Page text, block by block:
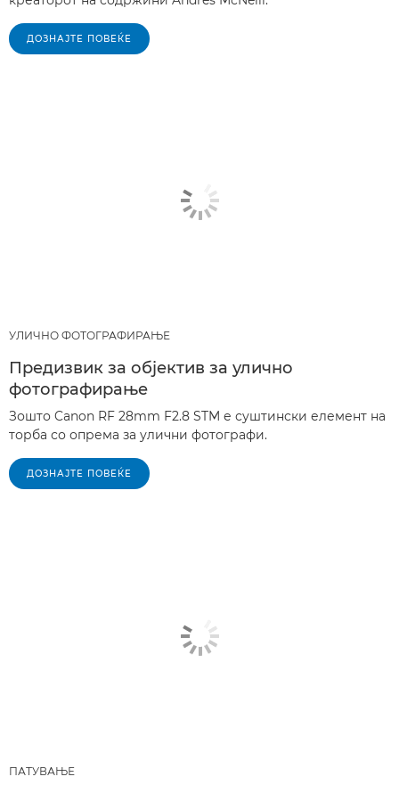
ДОЗНАЈТЕ ПОВЕЌЕ
УЛИЧНО ФОТОГРАФИРАЊЕ
Предизвик за објектив за улично
фотографирање
Зошто Canon RF 28mm F2.8 STM е суштински елемент на
торба со опрема за улични фотографи.
ДОЗНАЈТЕ ПОВЕЌЕ
ПАТУВАЊЕ